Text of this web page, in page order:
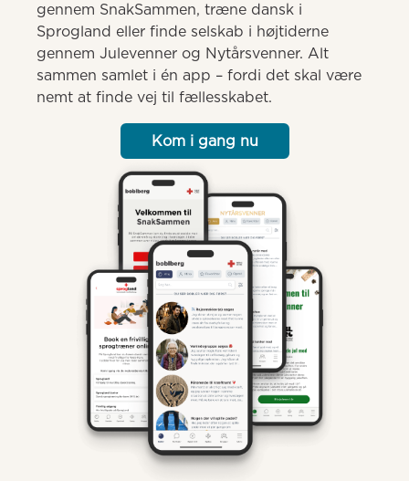
gennem SnakSammen, træne dansk i
Sprogland eller finde selskab i højtiderne
gennem Julevenner og Nytårsvenner. Alt
sammen samlet i én app – fordi det skal være
nemt at finde vej til fællesskabet.
Kom i gang nu